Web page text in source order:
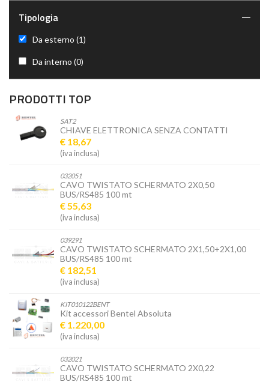
Tipologia
Da esterno (1)
Da interno (0)
PRODOTTI TOP
SAT2
CHIAVE ELETTRONICA SENZA CONTATTI
€ 18,67
(iva inclusa)
032051
CAVO TWISTATO SCHERMATO 2X0,50
BUS/RS485 100 mt
€ 55,63
(iva inclusa)
039291
CAVO TWISTATO SCHERMATO 2X1,50+2X1,00
BUS/RS485 100 mt
€ 182,51
(iva inclusa)
KIT010122BENT
Kit accessori Bentel Absoluta
€ 1.220,00
(iva inclusa)
032021
CAVO TWISTATO SCHERMATO 2X0,22
BUS/RS485 100 mt